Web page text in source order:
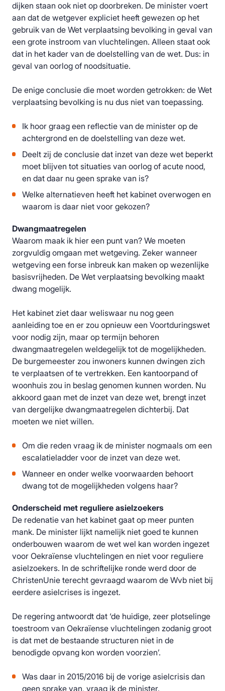
dijken staan ook niet op doorbreken. De minister voert
aan dat de wetgever expliciet heeft gewezen op het
gebruik van de Wet verplaatsing bevolking in geval van
een grote instroom van vluchtelingen. Alleen staat ook
dat in het kader van de doelstelling van de wet. Dus: in
geval van oorlog of noodsituatie.
De enige conclusie die moet worden getrokken: de Wet
verplaatsing bevolking is nu dus niet van toepassing.
Ik hoor graag een reflectie van de minister op de
achtergrond en de doelstelling van deze wet.
Deelt zij de conclusie dat inzet van deze wet beperkt
moet blijven tot situaties van oorlog of acute nood,
en dat daar nu geen sprake van is?
Welke alternatieven heeft het kabinet overwogen en
waarom is daar niet voor gekozen?
Dwangmaatregelen
Waarom maak ik hier een punt van? We moeten
zorgvuldig omgaan met wetgeving. Zeker wanneer
wetgeving een forse inbreuk kan maken op wezenlijke
basisvrijheden. De Wet verplaatsing bevolking maakt
dwang mogelijk.
Het kabinet ziet daar weliswaar nu nog geen
aanleiding toe en er zou opnieuw een Voortduringswet
voor nodig zijn, maar op termijn behoren
dwangmaatregelen weldegelijk tot de mogelijkheden.
De burgemeester zou inwoners kunnen dwingen zich
te verplaatsen of te vertrekken. Een kantoorpand of
woonhuis zou in beslag genomen kunnen worden. Nu
akkoord gaan met de inzet van deze wet, brengt inzet
van dergelijke dwangmaatregelen dichterbij. Dat
moeten we niet willen.
Om die reden vraag ik de minister nogmaals om een
escalatieladder voor de inzet van deze wet.
Wanneer en onder welke voorwaarden behoort
dwang tot de mogelijkheden volgens haar?
Onderscheid met reguliere asielzoekers
De redenatie van het kabinet gaat op meer punten
mank. De minister lijkt namelijk niet goed te kunnen
onderbouwen waarom de wet wel kan worden ingezet
voor Oekraïense vluchtelingen en niet voor reguliere
asielzoekers. In de schriftelijke ronde werd door de
ChristenUnie terecht gevraagd waarom de Wvb niet bij
eerdere asielcrises is ingezet.
De regering antwoordt dat ‘de huidige, zeer plotselinge
toestroom van Oekraïense vluchtelingen zodanig groot
is dat met de bestaande structuren niet in de
benodigde opvang kon worden voorzien’.
Was daar in 2015/2016 bij de vorige asielcrisis dan
geen sprake van, vraag ik de minister.